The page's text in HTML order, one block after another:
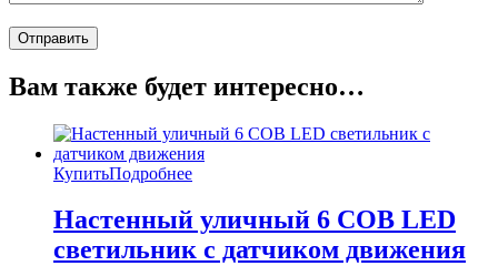
Вам также будет интересно…
КупитьПодробнее
Настенный уличный 6 COB LED
светильник с датчиком движения